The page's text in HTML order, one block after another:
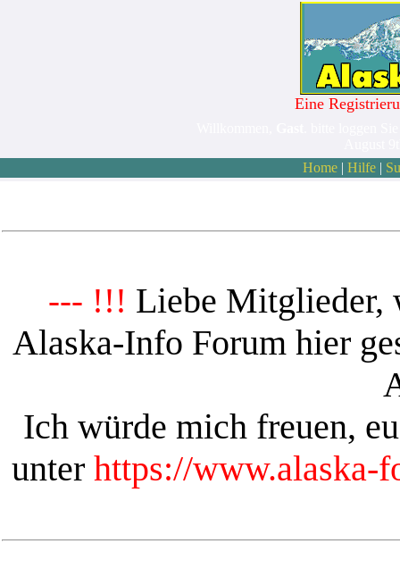
Eine
Home| Hilfe|
--- !!! Liebe Mitglieder,
Alaska-Info Forum hier
Ich würde mich freuen,
unter https://www.alaska-